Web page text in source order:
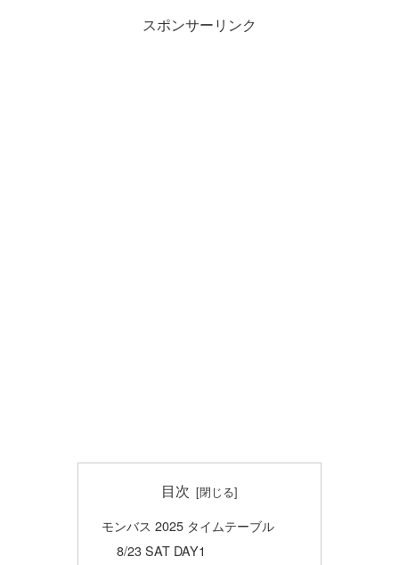
スポンサーリンク
目次
モンバス 2025 タイムテーブル
8/23 SAT DAY1